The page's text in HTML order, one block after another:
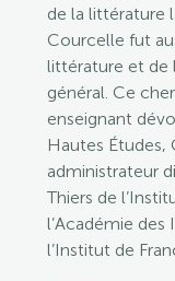
de la littérature
Courcelle fut
littérature et de
général. Ce
enseignant
Hautes Études,
administrateur
Thiers de
l’Académie
l’Institut de